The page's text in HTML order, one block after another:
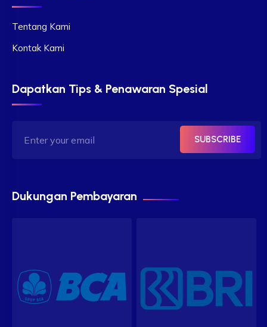
Tentang Kami
Kontak Kami
Dapatkan Tips & Penawaran Spesial
SUBSCRIBE
Dukungan Pembayaran
Our customer support team is
here to answer your questions.